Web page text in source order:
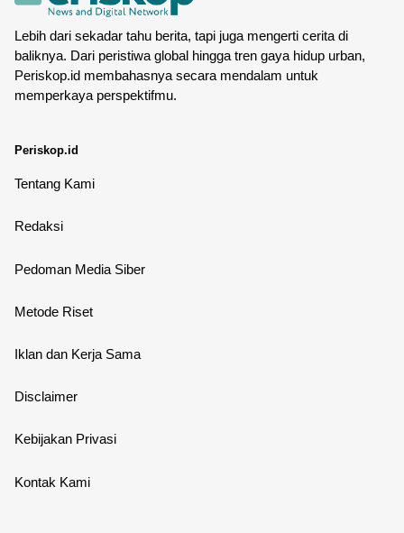
Lebih dari sekadar tahu berita, tapi juga mengerti cerita di
baliknya. Dari peristiwa global hingga tren gaya hidup urban,
Periskop.id membahasnya secara mendalam untuk
memperkaya perspektifmu.
Periskop.id
Tentang Kami
Redaksi
Pedoman Media Siber
Metode Riset
Iklan dan Kerja Sama
Disclaimer
Kebijakan Privasi
Kontak Kami